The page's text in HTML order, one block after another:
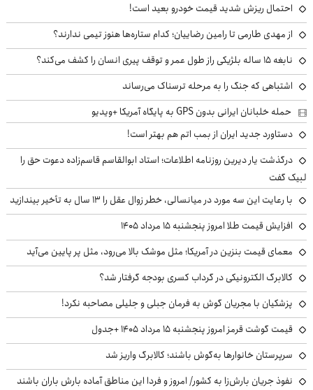
احتمال ریزش شدید قیمت خودرو بعید است!
از مهدی طارمی تا رامین رضاییان؛ کدام ستاره‌ها هنوز تیمی ندارند؟
نابغه ۱۵ ساله بلژیکی راز طول عمر و توقف پیری انسان را کشف می‌کند؟
اشتباهی که جنگ را به مرحله ترسناک می‌رساند
حمله خلبانان ایرانی بدون GPS به پایگاه آمریکا +ویدیو
دستاورد جدید ایران از بمب اتم هم بهتر است!
درگذشت یار دیرین روزنامه اطلاعات؛ استاد ابوالقاسم قاسم‌زاده دعوت حق را
لبیک گفت
با رعایت این سه مورد در میانسالی، خطر زوال عقل را ۱۳ سال به تأخیر بیندازید
افزایش قیمت طلا امروز پنجشنبه ۱۵ مرداد ۱۴۰۵
معمای قیمت بنزین در آمریکا؛ مثل موشک بالا می‌رود، مثل پر پایین می‌آید
کالابرگ الکترونیکی در گرداب کسری بودجه گرفتار شد؟
پزشکیان با مجریان گوش به فرمان جبلی و جلیلی مصاحبه نکرد!
قیمت گوشت قرمز امروز پنجشنبه ۱۵ مرداد ۱۴۰۵ +جدول
سرپرستان خانوارها به‌گوش باشند؛ کالابرگ واریز شد
نفوذ جریان بارش‌زا به کشور/ امروز و فردا این مناطق آماده بارش باران باشند